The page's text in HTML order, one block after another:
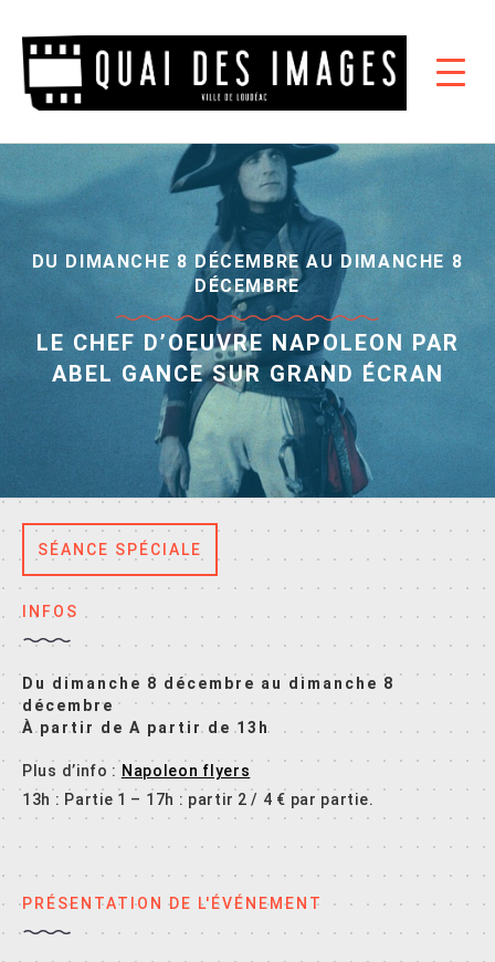
DU DIMANCHE 8 DÉCEMBRE AU DIMANCHE 8
DÉCEMBRE
LE CHEF D’OEUVRE NAPOLEON PAR
ABEL GANCE SUR GRAND ÉCRAN
SÉANCE SPÉCIALE
INFOS
Du dimanche 8 décembre au dimanche 8
décembre
À partir de A partir de 13h
Plus d’info : Napoleon flyers
13h : Partie 1 – 17h : partir 2 / 4 € par partie.
PRÉSENTATION DE L'ÉVÉNEMENT